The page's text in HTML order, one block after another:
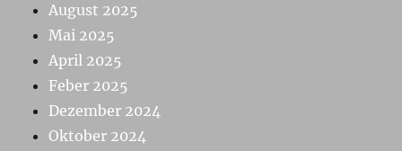
August 2025
Mai 2025
April 2025
Feber 2025
Dezember 2024
Oktober 2024